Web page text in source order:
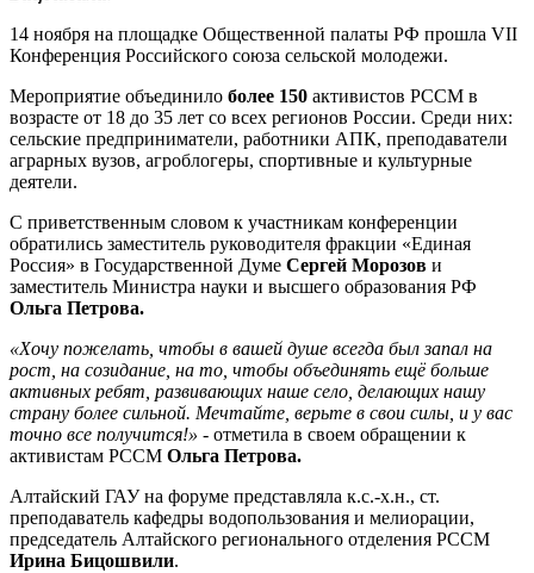
14 ноября на площадке Общественной палаты РФ прошла VII
Конференция Российского союза сельской молодежи.
Мероприятие объединило более 150 активистов РССМ в
возрасте от 18 до 35 лет со всех регионов России. Среди них:
сельские предприниматели, работники АПК, преподаватели
аграрных вузов, агроблогеры, спортивные и культурные
деятели.
С приветственным словом к участникам конференции
обратились заместитель руководителя фракции «Единая
Россия» в Государственной Думе Сергей Морозов и
заместитель Министра науки и высшего образования РФ
Ольга Петрова.
«Хочу пожелать, чтобы в вашей душе всегда был запал на
рост, на созидание, на то, чтобы объединять ещё больше
активных ребят, развивающих наше село, делающих нашу
страну более сильной. Мечтайте, верьте в свои силы, и у вас
точно все получится!» - отметила в своем обращении к
активистам РССМ Ольга Петрова.
Алтайский ГАУ на форуме представляла к.с.-х.н., ст.
преподаватель кафедры водопользования и мелиорации,
председатель Алтайского регионального отделения РССМ
Ирина Бицошвили.